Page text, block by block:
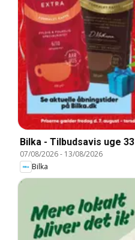
Bilka - Tilbudsavis uge 33
07/08/2026- 13/08/2026
Bilka